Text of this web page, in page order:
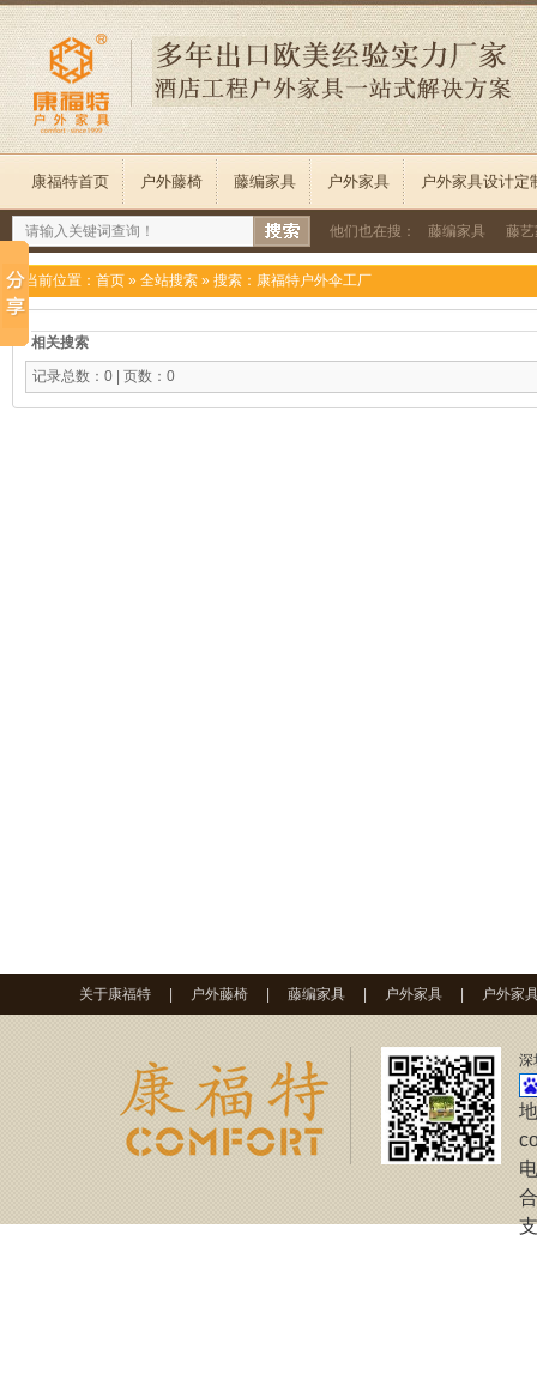
康福特首页 户外藤椅 藤编家具 户外家具 户外家具设计定
他们也在搜： 藤编家具 藤
当前位置： 首页 » 全站搜索 » 搜索：康福特户外伞工厂
相关搜索
记录总数：0 | 页数：0
关于康福特 户外藤椅 藤编家具 户外家具 户外家
深